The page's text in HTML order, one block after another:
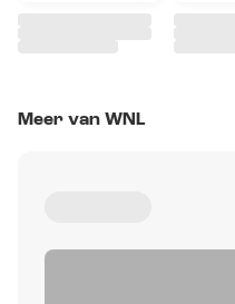
Meer van WNL